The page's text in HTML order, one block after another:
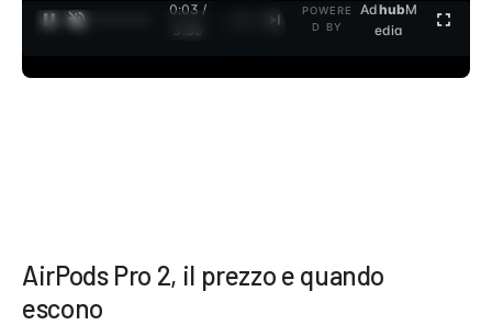
0:03 /
3:35
POWERE
D BY
AdhubM
edia
AirPods Pro 2, il prezzo e quando
escono